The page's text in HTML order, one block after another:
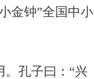
金钟”全国中小
孔子曰：“兴